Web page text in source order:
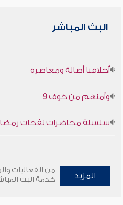
البث المباشر
أخلاقنا أصالة ومعاصرة
وأمنهم من خوف 9
سلسلة محاضرات نفحات رمضانية
المزيد
من الفعاليات
خدمة البث